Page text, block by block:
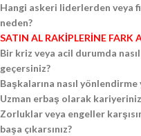
Hangi askeri liderlerden veya
neden?
SATIN AL RAKİPLERİNE FARK
Bir kriz veya acil durumda
geçersiniz?
Başkalarına nasıl
Uzman erbaş olarak
Zorluklar veya engeller
başa çıkarsınız?